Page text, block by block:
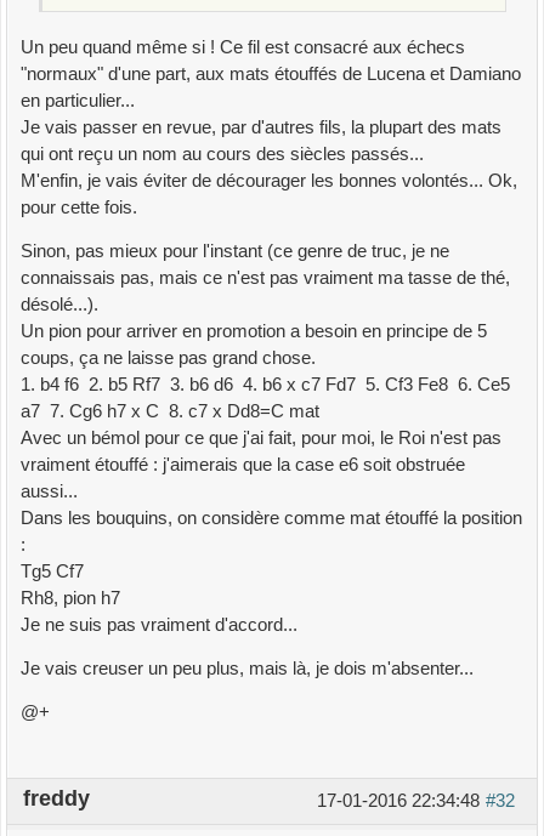
Un peu quand même si ! Ce fil est consacré aux échecs
"normaux" d'une part, aux mats étouffés de Lucena et Damiano
en particulier...
Je vais passer en revue, par d'autres fils, la plupart des mats
qui ont reçu un nom au cours des siècles passés...
M'enfin, je vais éviter de décourager les bonnes volontés... Ok,
pour cette fois.
Sinon, pas mieux pour l'instant (ce genre de truc, je ne
connaissais pas, mais ce n'est pas vraiment ma tasse de thé,
désolé...).
Un pion pour arriver en promotion a besoin en principe de 5
coups, ça ne laisse pas grand chose.
1. b4 f6 2. b5 Rf7 3. b6 d6 4. b6 x c7 Fd7 5. Cf3 Fe8 6. Ce5
a7 7. Cg6 h7 x C 8. c7 x Dd8=C mat
Avec un bémol pour ce que j'ai fait, pour moi, le Roi n'est pas
vraiment étouffé : j'aimerais que la case e6 soit obstruée
aussi...
Dans les bouquins, on considère comme mat étouffé la position
:
Tg5 Cf7
Rh8, pion h7
Je ne suis pas vraiment d'accord...
Je vais creuser un peu plus, mais là, je dois m'absenter...
@+
#32
17-01-2016 22:34:48
freddy